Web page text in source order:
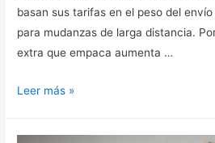
basan sus tarifas en el peso del
para mudanzas de larga distancia.
extra que empaca aumenta …
Leer más »